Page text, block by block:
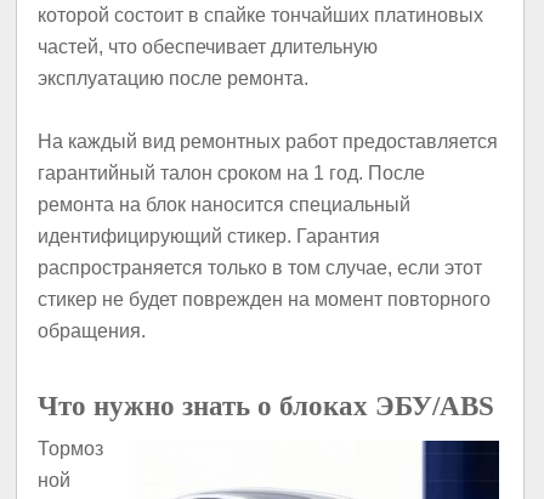
которой состоит в спайке тончайших платиновых
частей, что обеспечивает длительную
эксплуатацию после ремонта.
На каждый вид ремонтных работ предоставляется
гарантийный талон сроком на 1 год. После
ремонта на блок наносится специальный
идентифицирующий стикер. Гарантия
распространяется только в том случае, если этот
стикер не будет поврежден на момент повторного
обращения.
Что нужно знать о блоках ЭБУ/АBS
Тормоз
ной